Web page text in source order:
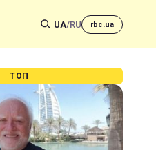
UA/RU rbc.ua
ТОП